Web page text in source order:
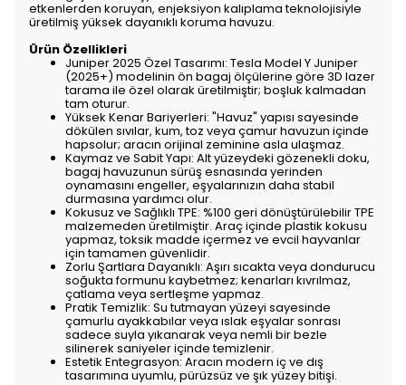
etkenlerden koruyan, enjeksiyon kalıplama teknolojisiyle
üretilmiş yüksek dayanıklı koruma havuzu.
Ürün Özellikleri
Juniper 2025 Özel Tasarımı: Tesla Model Y Juniper
(2025+) modelinin ön bagaj ölçülerine göre 3D lazer
tarama ile özel olarak üretilmiştir; boşluk kalmadan
tam oturur.
Yüksek Kenar Bariyerleri: "Havuz" yapısı sayesinde
dökülen sıvılar, kum, toz veya çamur havuzun içinde
hapsolur; aracın orijinal zeminine asla ulaşmaz.
Kaymaz ve Sabit Yapı: Alt yüzeydeki gözenekli doku,
bagaj havuzunun sürüş esnasında yerinden
oynamasını engeller, eşyalarınızın daha stabil
durmasına yardımcı olur.
Kokusuz ve Sağlıklı TPE: %100 geri dönüştürülebilir TPE
malzemeden üretilmiştir. Araç içinde plastik kokusu
yapmaz, toksik madde içermez ve evcil hayvanlar
için tamamen güvenlidir.
Zorlu Şartlara Dayanıklı: Aşırı sıcakta veya dondurucu
soğukta formunu kaybetmez; kenarları kıvrılmaz,
çatlama veya sertleşme yapmaz.
Pratik Temizlik: Su tutmayan yüzeyi sayesinde
çamurlu ayakkabılar veya ıslak eşyalar sonrası
sadece suyla yıkanarak veya nemli bir bezle
silinerek saniyeler içinde temizlenir.
Estetik Entegrasyon: Aracın modern iç ve dış
tasarımına uyumlu, pürüzsüz ve şık yüzey bitişi.